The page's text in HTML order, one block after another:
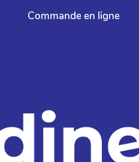
Commande en ligne